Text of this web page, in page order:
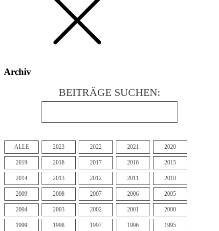
Archiv
BEITRÄGE SUCHEN:
ALLE 2023 2022 2021 2020
2019 2018 2017 2016 2015
2014 2013 2012 2011 2010
2009 2008 2007 2006 2005
2004 2003 2002 2001 2000
1999 1998 1997 1996 1995